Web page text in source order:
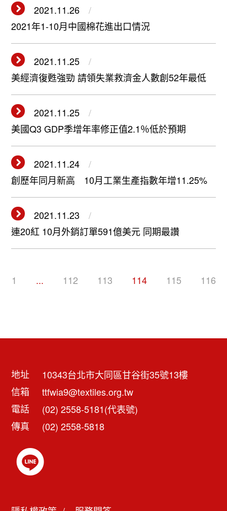
2021.11.26
2021年1-10月中國棉花進出口情況
2021.11.25
美經濟復甦強勁 請領失業救濟金人數創52年最低
2021.11.25
美國Q3 GDP季增年率修正值2.1％低於預期
2021.11.24
創歷年同月新高 10月工業生產指數年增11.25%
2021.11.23
連20紅 10月外銷訂單591億美元 同期最讚
1 ... 112 113 114 115 116
地址
10343台北市大同區甘谷街35號13樓
信箱
ttfwia9@textiles.org.tw
電話
(02) 2558-5181(代表號)
傳真
(02) 2558-5818